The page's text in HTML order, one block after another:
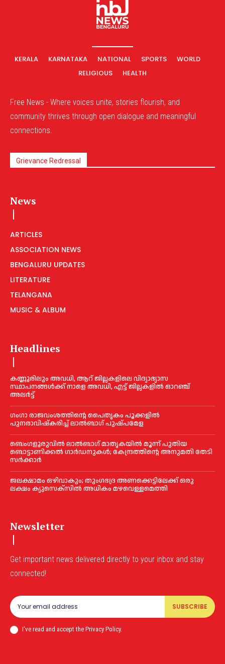
KERALA KARNATAKA NATIONAL SPORTS
WORLD
RELIGIOUS
HEALTH
Free News - Where voices unite, stories flourish, and
community thrives through open dialogue and meaningful
connections.
Grievance Redressal
News
ARTICLES
ASSOCIATION NEWS
BENGALURU UPDATES
LITERATURE
TELANGANA
MUSIC & ALBUM
Headlines
കണ്ണൂരിലും അവധി, ആറ് ജില്ലകളിലെ വിദ്യാഭ്യാസ
സ്ഥാപനങ്ങൾക്ക് നാളെ അവധി, എട്ട് ജില്ലകളിൽ ഓറഞ്ച്
അലർട്ട്
ഗംഗാ രാജവംശത്തിന്റെ പൈതൃകം പൂക്കളിൽ
പുനരാവിഷ്‌കരിച്ച് ലാൽബാഗ് പുഷ്പമേള
ബെംഗളൂരുവിൽ ലാൽബാഗ് മാതൃകയിൽ മൂന്ന് പുതിയ
ബൊട്ടാണിക്കൽ ഗാർഡനുകൾ; കേന്ദ്രത്തിന്റെ അനുമതി തേടി
സർക്കാർ
ജലക്ഷാമം ഒഴിവാകും; തുംഗഭദ്ര അണക്കെട്ടിലേക്ക് ഒരു
ലക്ഷം ക്യുസെക്സില്‍ അധികം മഴവെള്ളമെത്തി
Newsletter
Get important news delivered directly to your inbox and stay
connected!
SUBSCRIBE
I've read and accept the Privacy Policy.